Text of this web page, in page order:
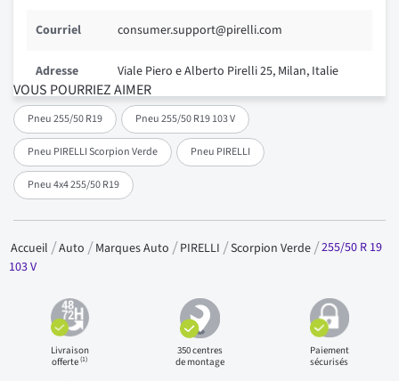
VOUS POURRIEZ AIMER
Pneu 255/50 R19 Pneu 255/50 R19 103 V
Pneu PIRELLI Scorpion Verde Pneu PIRELLI
Pneu 4x4 255/50 R19
Courriel consumer.support@pirelli.com
Adresse Viale Piero e Alberto Pirelli 25, Milan, Italie
Accueil Auto Marques Auto PIRELLI Scorpion Verde 255/50 R 19
103 V
Livraison
offerte(1)
350 centres
de montage
Paiement
sécurisés